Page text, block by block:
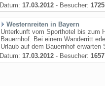
Datum: 17.03.2012 - Besucher: 1725
Westernreiten in Bayern
Unterkunft vom Sporthotel bis zum
Bauernhof. Bei einem Wanderritt
Urlaub auf dem Bauernhof
Datum: 17.03.2012 - Besucher: 1657